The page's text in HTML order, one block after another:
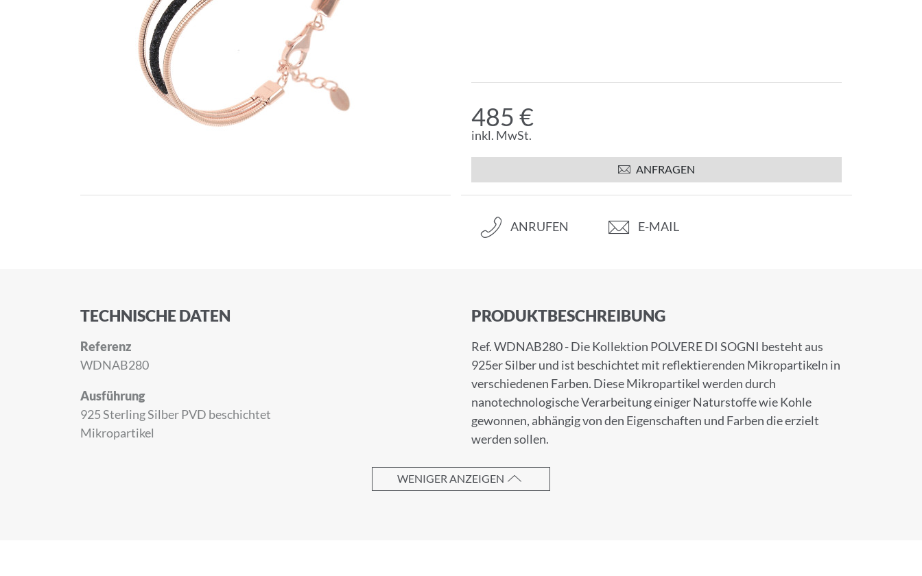
485 €
inkl. MwSt.
ANFRAGEN
ANRUFEN E-MAIL
TECHNISCHE DATEN
Referenz
WDNAB280
Ausführung
925 Sterling Silber PVD beschichtet
Mikropartikel
PRODUKTBESCHREIBUNG
Ref. WDNAB280 - Die Kollektion POLVERE DI SOGNI besteht aus
925er Silber und ist beschichtet mit reflektierenden Mikropartikeln in
verschiedenen Farben. Diese Mikropartikel werden durch
nanotechnologische Verarbeitung einiger Naturstoffe wie Kohle
gewonnen, abhängig von den Eigenschaften und Farben die erzielt
werden sollen.
WENIGER ANZEIGEN
×
ANMELDUNG ZUM NEWSLETTER
Melden Sie sich zu unserem Newsletter an.